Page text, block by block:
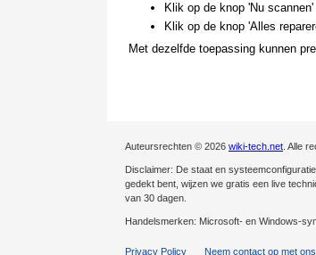
Klik op de knop 'Nu
Klik op de knop 'Alles
Met dezelfde toepassing kunnen
Auteursrechten © 2026 wiki-tech.net . Alle
Disclaimer: De staat en
gedekt bent, wijzen we gratis een live
van 30 dagen.
Handelsmerken: Microsoft- en Windows-
Privacy Policy Neem contact op met ons